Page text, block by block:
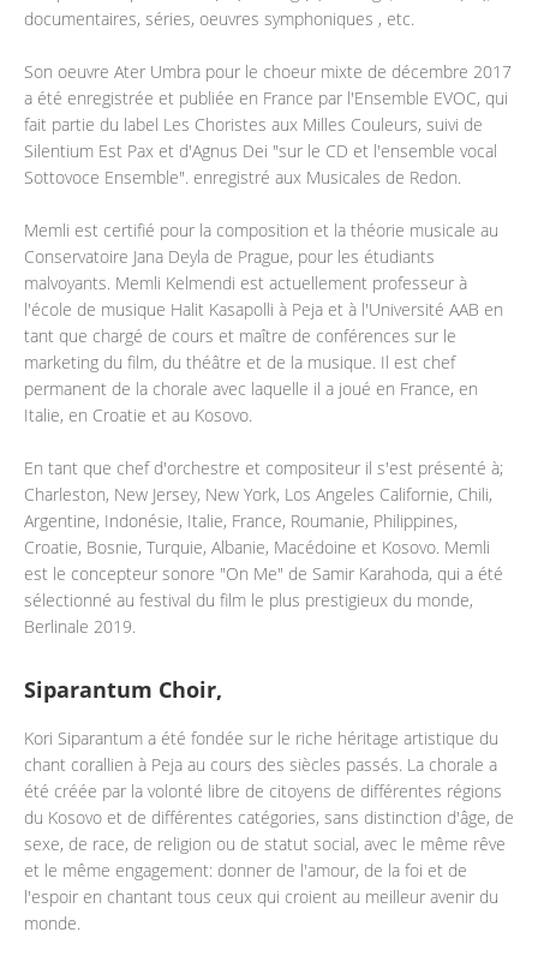
documentaires, séries, oeuvres symphoniques , etc.
Son oeuvre Ater Umbra pour le choeur mixte de décembre 2017
a été enregistrée et publiée en France par l'Ensemble EVOC, qui
fait partie du label Les Choristes aux Milles Couleurs, suivi de
Silentium Est Pax et d'Agnus Dei "sur le CD et l'ensemble vocal
Sottovoce Ensemble". enregistré aux Musicales de Redon.
Memli est certifié pour la composition et la théorie musicale au
Conservatoire Jana Deyla de Prague, pour les étudiants
malvoyants. Memli Kelmendi est actuellement professeur à
l'école de musique Halit Kasapolli à Peja et à l'Université AAB en
tant que chargé de cours et maître de conférences sur le
marketing du film, du théâtre et de la musique. Il est chef
permanent de la chorale avec laquelle il a joué en France, en
Italie, en Croatie et au Kosovo.
En tant que chef d'orchestre et compositeur il s'est présenté à;
Charleston, New Jersey, New York, Los Angeles Californie, Chili,
Argentine, Indonésie, Italie, France, Roumanie, Philippines,
Croatie, Bosnie, Turquie, Albanie, Macédoine et Kosovo. Memli
est le concepteur sonore "On Me" de Samir Karahoda, qui a été
sélectionné au festival du film le plus prestigieux du monde,
Berlinale 2019.
Siparantum Choir,
Kori Siparantum a été fondée sur le riche héritage artistique du
chant corallien à Peja au cours des siècles passés. La chorale a
été créée par la volonté libre de citoyens de différentes régions
du Kosovo et de différentes catégories, sans distinction d'âge, de
sexe, de race, de religion ou de statut social, avec le même rêve
et le même engagement: donner de l'amour, de la foi et de
l'espoir en chantant tous ceux qui croient au meilleur avenir du
monde.